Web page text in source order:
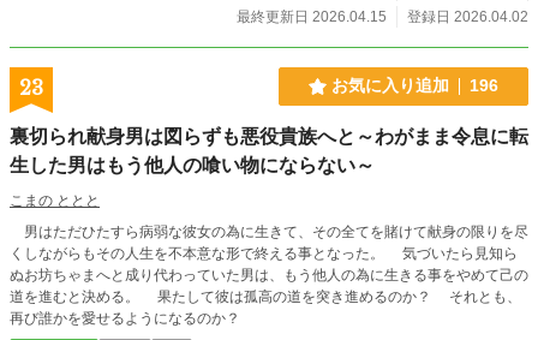
最終更新日 2026.04.15
登録日 2026.04.02
23 お気に入り追加 196
裏切られ献身男は図らずも悪役貴族へと～わがまま令息に転
生した男はもう他人の喰い物にならない～
こまの ととと
男はただひたすら病弱な彼女の為に生きて、その全てを賭けて献身の限りを尽
くしながらもその人生を不本意な形で終える事となった。 気づいたら見知ら
ぬお坊ちゃまへと成り代わっていた男は、もう他人の為に生きる事をやめて己の
道を進むと決める。 果たして彼は孤高の道を突き進めるのか？ それとも、
再び誰かを愛せるようになるのか？